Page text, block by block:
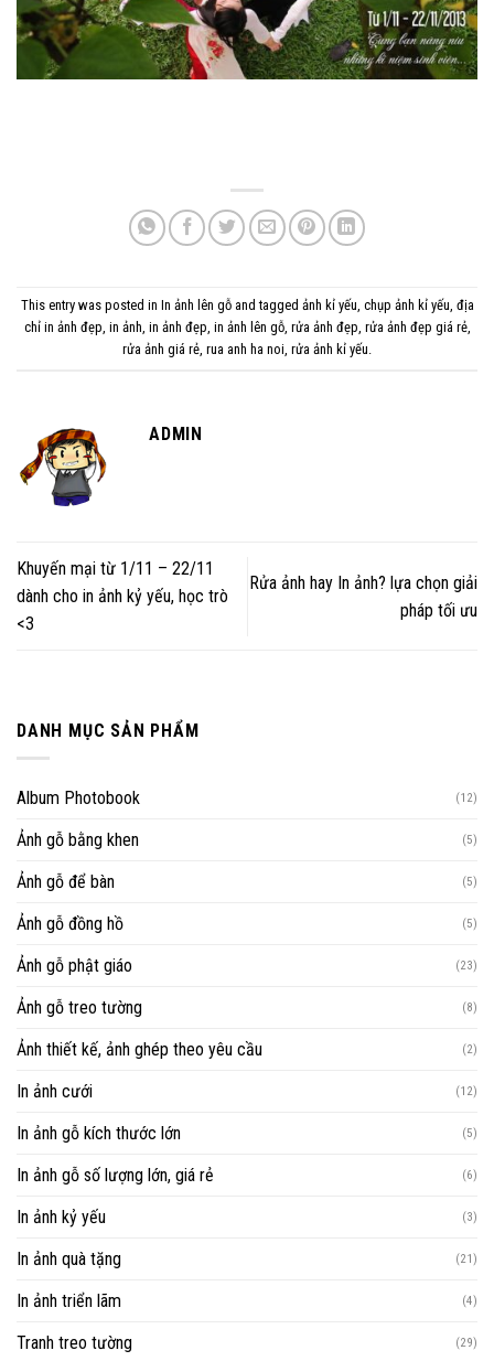
DANH MỤC SẢN PHẨM
Album Photobook (12)
Ảnh gỗ bằng khen (5)
Ảnh gỗ để bàn (5)
Ảnh gỗ đồng hồ (5)
Ảnh gỗ phật giáo (23)
Ảnh gỗ treo tường (8)
Ảnh thiết kế, ảnh ghép theo yêu cầu (2)
In ảnh cưới (12)
In ảnh gỗ kích thước lớn (5)
In ảnh gỗ số lượng lớn, giá rẻ (6)
In ảnh kỷ yếu (3)
In ảnh quà tặng (21)
In ảnh triển lãm (4)
Tranh treo tường (29)
This entry was posted in In ảnh lên gỗand tagged ảnh kỉ yếu, chụp ảnh kỉ yếu, địa
chỉ in ảnh đẹp, in ảnh, in ảnh đẹp, in ảnh lên gỗ, rửa ảnh đẹp, rửa ảnh đẹp giá rẻ,
rửa ảnh giá rẻ, rua anh ha noi, rửa ảnh kỉ yếu.
ADMIN
Khuyến mại từ 1/11 – 22/11
dành cho in ảnh kỷ yếu, học trò
<3
Rửa ảnh hay In ảnh? lựa chọn giải
pháp tối ưu